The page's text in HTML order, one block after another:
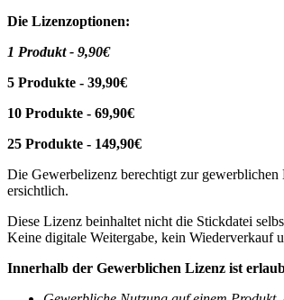
Die Lizenzoptionen:
1 Produkt - 9,90€
5 Produkte - 39,90€
10 Produkte - 69,90€
25 Produkte - 149,90€
Die Gewerbelizenz berechtigt zur
ersichtlich.
Diese Lizenz beinhaltet nicht die Stickdatei
Keine digitale Weitergabe, kein Wiederverkauf
Innerhalb der Gewerblichen Lizenz ist